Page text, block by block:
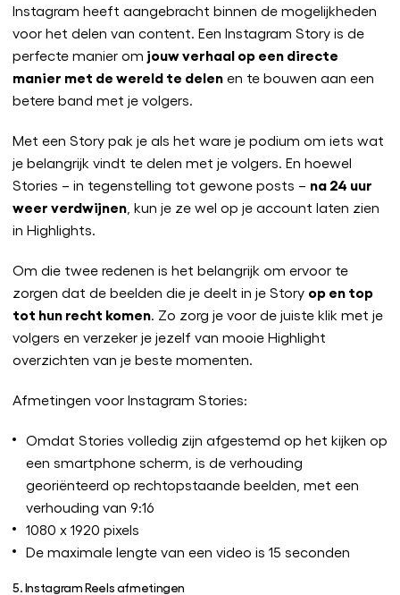
Instagram heeft aangebracht binnen de mogelijkheden
voor het delen van content. Een Instagram Story is de
perfecte manier om jouw verhaal op een directe
manier met de wereld te delen en te bouwen aan een
betere band met je volgers.
Met een Story pak je als het ware je podium om iets wat
je belangrijk vindt te delen met je volgers. En hoewel
Stories – in tegenstelling tot gewone posts – na 24 uur
weer verdwijnen , kun je ze wel op je account laten zien
in Highlights.
Om die twee redenen is het belangrijk om ervoor te
zorgen dat de beelden die je deelt in je Story op en top
tot hun recht komen. Zo zorg je voor de juiste klik met je
volgers en verzeker je jezelf van mooie Highlight
overzichten van je beste momenten.
Afmetingen voor Instagram Stories:
Omdat Stories volledig zijn afgestemd op het kijken op
een smartphone scherm, is de verhouding
georiënteerd op rechtopstaande beelden, met een
verhouding van 9:16
1080 x 1920 pixels
De maximale lengte van een video is 15 seconden
5. Instagram Reels afmetingen